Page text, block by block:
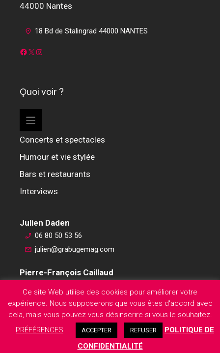
44000 Nantes
18 Bd de Stalingrad 44000 NANTES
Facebook
X Instagram
Quoi voir ?
Concerts et spectacles
Humour et vie stylée
Bars et restaurants
Interviews
Julien Daden
06 80 50 53 56
julien@grabugemag.com
Pierre-François Caillaud
pierre-francois@grabugemag.com
Mentions légales
Ce site Web utilise des cookies pour améliorer votre
expérience. Nous supposerons que vous êtes d'accord avec
cela, mais vous pouvez vous désinscrire si vous le souhaitez.
PRÉFÉRENCES
ACCEPTER REFUSER
POLITIQUE DE
CONFIDENTIALITÉ